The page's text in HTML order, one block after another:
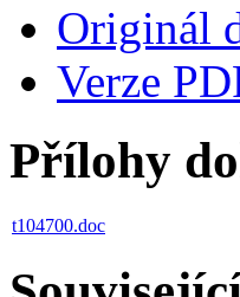
Originál
Verze
Přílohy
t104700.doc